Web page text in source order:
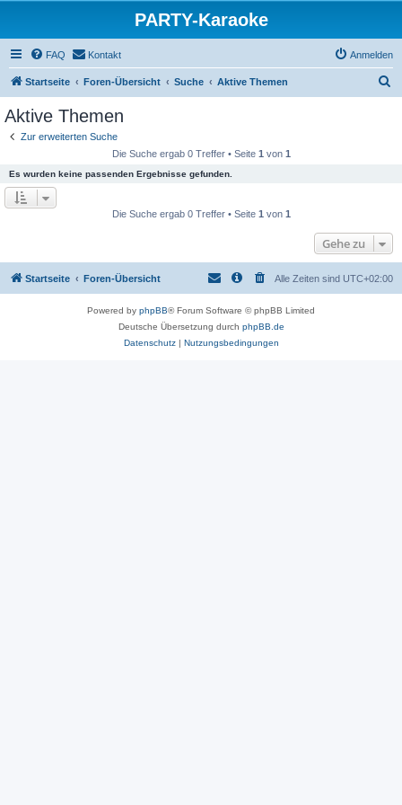
PARTY-Karaoke
FAQ Kontakt Anmelden
Startseite Foren-Übersicht Suche Aktive Themen
Aktive Themen
Zur erweiterten Suche
Die Suche ergab 0 Treffer • Seite 1 von 1
Es wurden keine passenden Ergebnisse gefunden.
Die Suche ergab 0 Treffer • Seite 1 von 1
Gehe zu
Startseite Foren-Übersicht Alle Zeiten sind UTC+02:00
Powered by phpBB® Forum Software © phpBB Limited
Deutsche Übersetzung durch phpBB.de
Datenschutz| Nutzungsbedingungen